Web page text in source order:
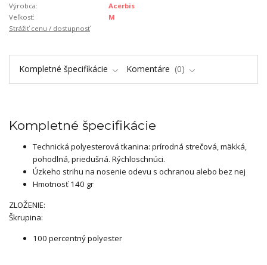
Výrobca:
Acerbis
Veľkosť:
M
Strážiť cenu / dostupnosť
Kompletné špecifikácie Komentáre 0
Kompletné špecifikácie
Technická polyesterová tkanina: prírodná strečová, mäkká,
pohodlná, priedušná. Rýchloschnúci.
Úzkeho strihu na nosenie odevu s ochranou alebo bez nej
Hmotnosť 140 gr
ZLOŽENIE:
Škrupina:
100 percentný polyester